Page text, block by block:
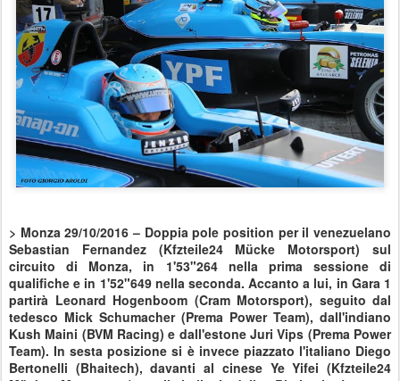
> Monza 29/10/2016 – Doppia pole position per il venezuelano
Sebastian Fernandez (Kfzteile24 Mücke Motorsport) sul
circuito di Monza, in 1'53"264 nella prima sessione di
qualifiche e in 1'52"649 nella seconda. Accanto a lui, in Gara 1
partirà Leonard Hogenboom (Cram Motorsport), seguito dal
tedesco Mick Schumacher (Prema Power Team), dall'indiano
Kush Maini (BVM Racing) e dall'estone Juri Vips (Prema Power
Team). In sesta posizione si è invece piazzato l'italiano Diego
Bertonelli (Bhaitech), davanti al cinese Ye Yifei (Kfzteile24